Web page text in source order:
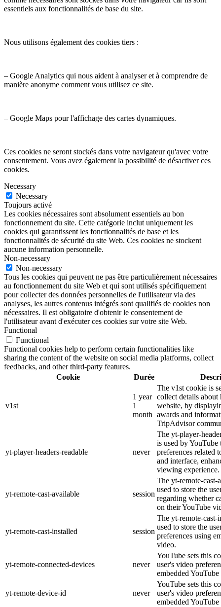
essentiels aux fonctionnalités de base du site.
Nous utilisons également des cookies tiers :
– Google Analytics qui nous aident à analyser et à comprendre de
manière anonyme comment vous utilisez ce site.
– Google Maps pour l'affichage des cartes dynamiques.
Ces cookies ne seront stockés dans votre navigateur qu'avec votre
consentement. Vous avez également la possibilité de désactiver ces
cookies.
Necessary
Necessary
Toujours activé
Les cookies nécessaires sont absolument essentiels au bon
fonctionnement du site. Cette catégorie inclut uniquement les
cookies qui garantissent les fonctionnalités de base et les
fonctionnalités de sécurité du site Web. Ces cookies ne stockent
aucune information personnelle.
Non-necessary
Non-necessary
Tous les cookies qui peuvent ne pas être particulièrement nécessaires
au fonctionnement du site Web et qui sont utilisés spécifiquement
pour collecter des données personnelles de l'utilisateur via des
analyses, les autres contenus intégrés sont qualifiés de cookies non
nécessaires. Il est obligatoire d'obtenir le consentement de
l'utilisateur avant d'exécuter ces cookies sur votre site Web.
Functional
Functional
Functional cookies help to perform certain functionalities like
sharing the content of the website on social media platforms, collect
feedbacks, and other third-party features.
Cookie
Durée
v1st
1 year
1
month
The v1st cookie is
collect details
website, by
awards and
TripAdvisor
yt-player-headers-readable never
The yt-player-
is used by YouTube
preferences related
and interface,
viewing experience.
yt-remote-cast-available session
The yt-remote-cast-
used to store the
regarding whether
on their YouTube
yt-remote-cast-installed session
The yt-remote-cast-
used to store the
preferences using
video.
yt-remote-connected-devices never
YouTube sets this
user's video
embedded
yt-remote-device-id never
YouTube sets this
user's video
embedded